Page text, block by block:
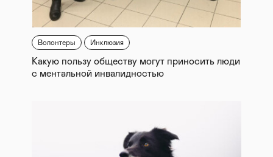
Волонтеры Инклюзия
Какую пользу обществу могут приносить люди
с ментальной инвалидностью